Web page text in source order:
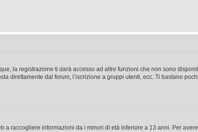
la registrazione ti darà accesso ad altre funzioni che non sono
direttamente dal forum, l’iscrizione a gruppi utenti, ecc. Ti bastano
raccogliere informazioni da i minori di età inferiore a 13 anni. Per